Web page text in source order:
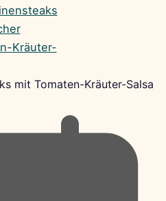
mit Tomaten-Kräuter-Salsa